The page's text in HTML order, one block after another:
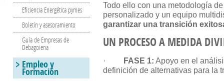
Todo ello con una metodología
personalizado y un equipo
garantizar una transición
UN PROCESO A MEDIDA
· FASE 1: Apoyo en el
definición de alternativas para la
Eficiencia Energética pymes
Boletín y asesoramiento
Guía de Empresas de
Debagoiena
Empleo y
Formación